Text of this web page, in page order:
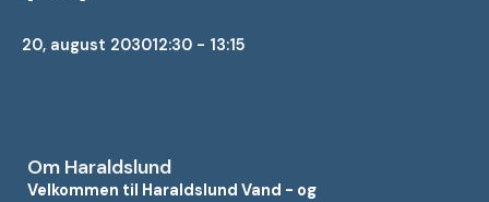
20, august 203012:30 - 13:15
Om Haraldslund
Velkommen til Haraldslund Vand - og